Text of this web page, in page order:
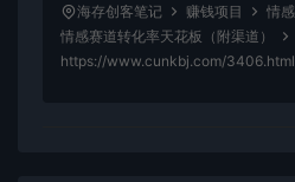
海存创客笔记 赚钱项目
情
情感赛道转化率天花板（附渠道）
https://www.cunkbj.com/3406.html